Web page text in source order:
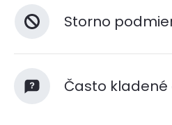
Storno
Často kladené